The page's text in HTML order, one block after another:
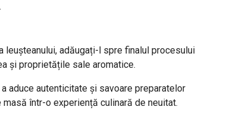
leușteanului, adăugați-l spre finalul procesului
și proprietățile sale aromatice.
aduce autenticitate și savoare preparatelor
într-o experiență culinară de neuitat.